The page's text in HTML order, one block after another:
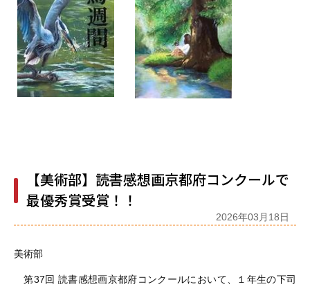
【美術部】読書感想画京都府コンクールで
最優秀賞受賞！！
2026年03月18日
美術部
第37回 読書感想画京都府コンクールにおいて、１年生の下司